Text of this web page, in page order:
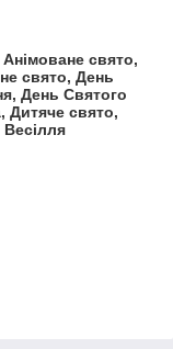
свято,
свято, День
День Святого
Дитяче свято,